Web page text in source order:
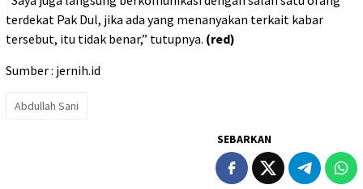
terdekat Pak Dul, jika ada yang menanyakan terkait kabar
tersebut, itu tidak benar,” tutupnya. (red)
Sumber : jernih.id
Abdullah Sani
SEBARKAN